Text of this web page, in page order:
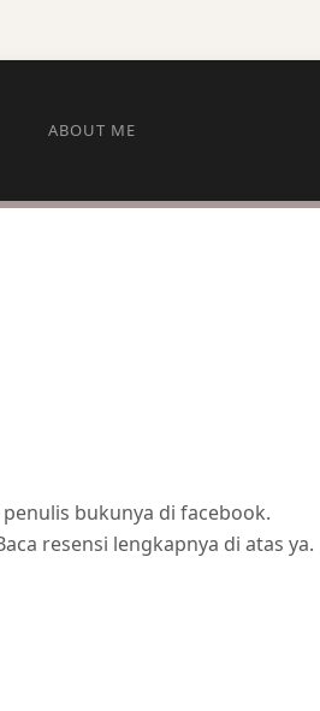
ABOUT ME
bukunya di facebook.
resensi lengkapnya di atas ya.